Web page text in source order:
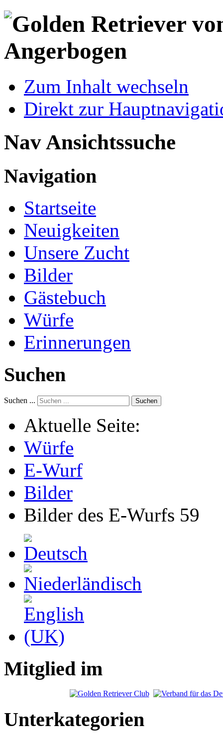
Zum Inhalt wechseln
Direkt zur
Nav Ansichtssuche
Navigation
Startseite
Neuigkeiten
Unsere Zucht
Bilder
Gästebuch
Würfe
Erinnerungen
Suchen
Suchen ... Suchen
Aktuelle Seite:
Würfe
E-Wurf
Bilder
Bilder des E-Wurfs 59
Mitglied im
Unterkategorien